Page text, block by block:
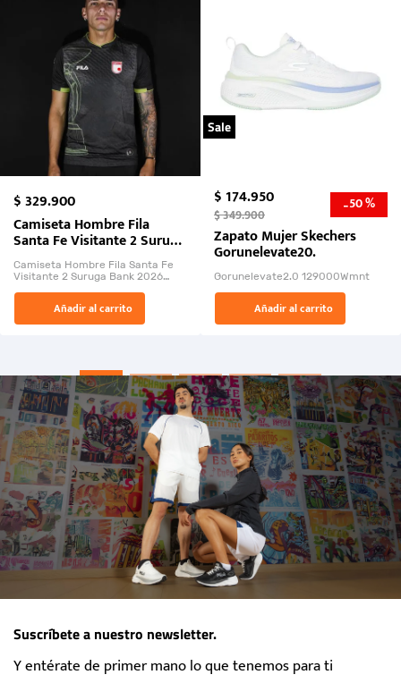
$329.900
Camiseta Hombre Fila
Santa Fe Visitante 2 Suruga
Bank 2026
Camiseta Hombre Fila Santa Fe
Visitante 2 Suruga Bank 2026
El Rugido del Sol Naciente:
“Primeros para la Et...
Añadir al carrito
Sale
$174.950
$349.900 -50 %
Zapato Mujer Skechers
Gorunelevate20.
Gorunelevate2.0 129000Wmnt
Añadir al carrito
Suscríbete a nuestro newsletter.
Y entérate de primer mano lo que tenemos para ti